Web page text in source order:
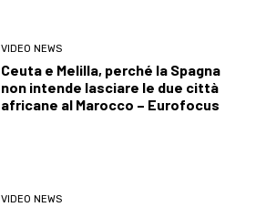
VIDEO NEWS
Ceuta e Melilla, perché la Spagna
non intende lasciare le due città
africane al Marocco – Eurofocus
VIDEO NEWS